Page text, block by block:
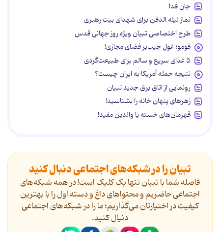
جان فدا
نماز لیله الدفن برای شهدای بیت رهبری
طرح اختصاصی تبیان ویژه روز جهانی قدس
فومو؛ غول جیب‌بر فضای مجازی!
۵ غذای سریع و سالم برای طبیعت‌گردی
نتیجه حمله آمریکا به ایران چیست؟
رونمایی از اتاق برق جدید تبیان
زهرهای پنهان خانه را بشناسید!
قهرمان‌های خسته یا والدین مفید!
تبیان را در شبکه‌های اجتماعی دنبال کنید
فاصله شما با تبیان تنها یک کلیک است! در همه شبکه‌های
اجتماعی حاضریم و محتواهای داغ و دسته اول را با بهترین
کیفیت در اختیارتان می‌گذاریم؛ ما را در شبکه‌های اجتماعی
دنیال کنید.